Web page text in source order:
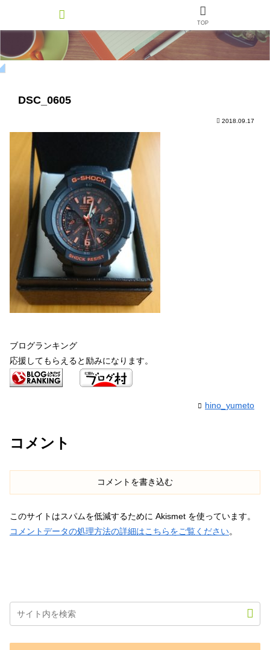
DSC_0605
2018.09.17
ブログランキング
応援してもらえると励みになります。
hino_yumeto
コメント
コメントを書き込む
このサイトはスパムを低減するために Akismet を使っています。
コメントデータの処理方法の詳細はこちらをご覧ください。
TOP